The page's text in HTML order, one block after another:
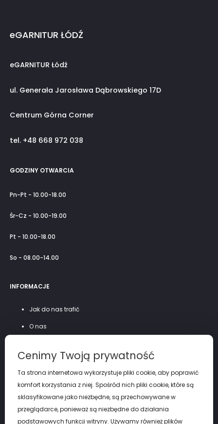
eGARNITUR ŁÓDŹ
eGARNITUR Łódź
ul. Generała Jarosława Dąbrowskiego 17D
Centrum Górna Corner
tel. +48 668 972 038
GODZINY OTWARCIA
Pn-Pt - 10.00-18.00
Śr-Cz - 10.00-19.00
Pt - 10.00-18.00
So - 08.00-14.00
INFORMACJE
Jak do nas trafić
O nas
Polityka prywatności
Cenimy Twoją prywatność
Ta strona internetowa wykorzystuje pliki cookie, aby poprawić
komfort korzystania z niej. Spośród nich pliki cookie, które są
sklasyfikowane jako niezbędne, są przechowywane w
przeglądarce, ponieważ są niezbędne do działania
podstawowych funkcji witryny. Używamy również plików